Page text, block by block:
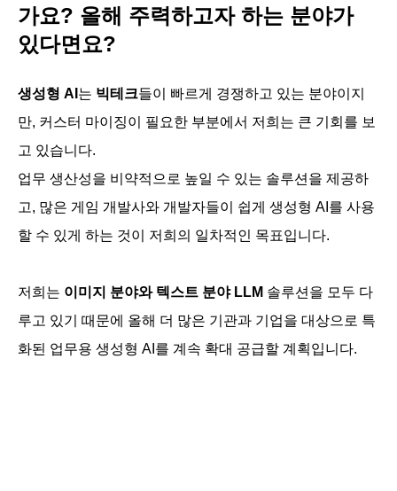
가요? 올해 주력하고자 하는 분야가
있다면요?
생성형 AI 는 빅테크들이 빠르게 경쟁하고 있는 분야이지
만, 커스터 마이징이 필요한 부분에서 저희는 큰 기회를 보
고 있습니다.
업무 생산성을 비약적으로 높일 수 있는 솔루션을 제공하
고, 많은 게임 개발사와 개발자들이 쉽게 생성형 AI를 사용
할 수 있게 하는 것이 저희의 일차적인 목표입니다.
저희는 이미지 분야와 텍스트 분야 LLM 솔루션을 모두 다
루고 있기 때문에 올해 더 많은 기관과 기업을 대상으로 특
화된 업무용 생성형 AI를 계속 확대 공급할 계획입니다.